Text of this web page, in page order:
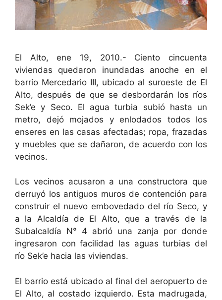
El Alto, ene 19, 2010.- Ciento cincuenta
viviendas quedaron inundadas anoche en el
barrio Mercedario III, ubicado al suroeste de El
Alto, después de que se desbordarán los ríos
Sek’e y Seco. El agua turbia subió hasta un
metro, dejó mojados y enlodados todos los
enseres en las casas afectadas; ropa, frazadas
y muebles que se dañaron, de acuerdo con los
vecinos.
Los vecinos acusaron a una constructora que
derruyó los antiguos muros de contención para
construir el nuevo embovedado del río Seco, y
a la Alcaldía de El Alto, que a través de la
Subalcaldía N° 4 abrió una zanja por donde
ingresaron con facilidad las aguas turbias del
río Sek’e hacia las viviendas.
El barrio está ubicado al final del aeropuerto de
El Alto, al costado izquierdo. Esta madrugada,